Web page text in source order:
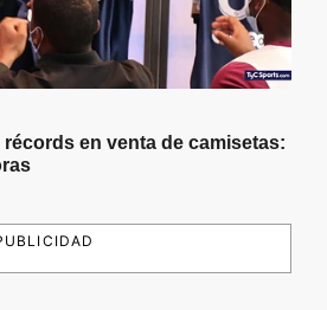
en venta de camisetas: